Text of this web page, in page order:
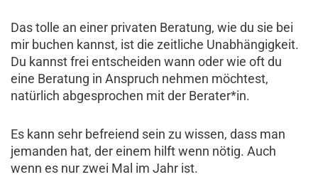
Das tolle an einer privaten Beratung, wie du sie bei
mir buchen kannst, ist die zeitliche Unabhängigkeit.
Du kannst frei entscheiden wann oder wie oft du
eine Beratung in Anspruch nehmen möchtest,
natürlich abgesprochen mit der Berater*in.
Es kann sehr befreiend sein zu wissen, dass man
jemanden hat, der einem hilft wenn nötig. Auch
wenn es nur zwei Mal im Jahr ist.